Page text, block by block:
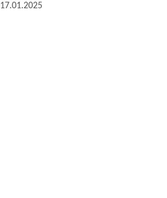
17.01.2025